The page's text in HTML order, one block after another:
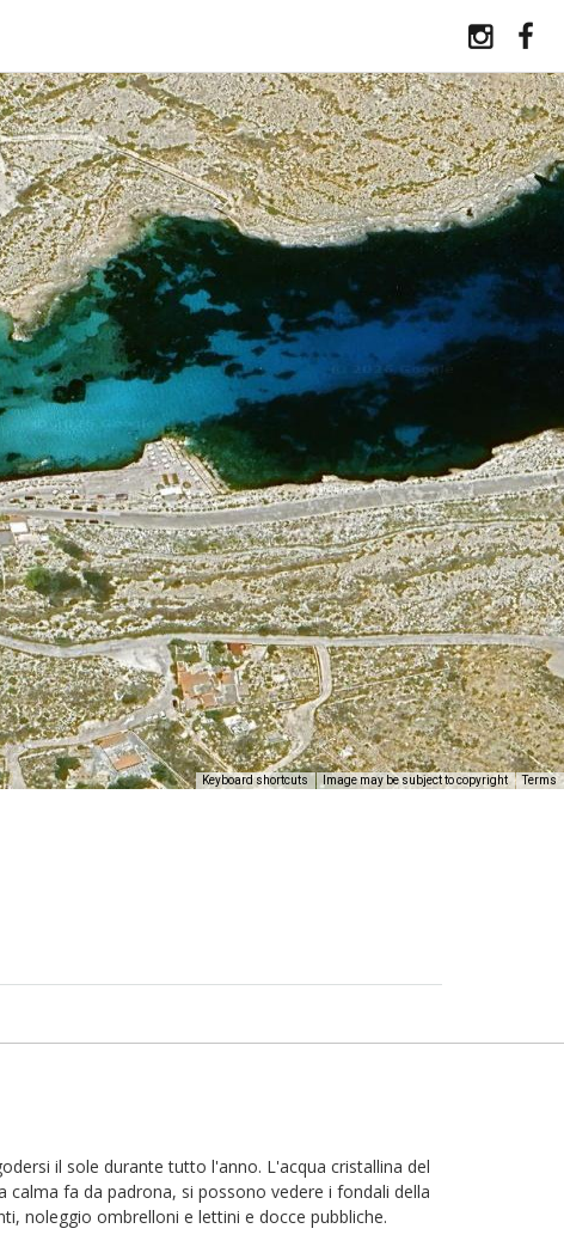
Keyboard shortcuts Image may be subject to copyright Terms
il sole durante tutto l'anno. L'acqua cristallina del
fa da padrona, si possono vedere i fondali della
noleggio ombrelloni e lettini e docce pubbliche.